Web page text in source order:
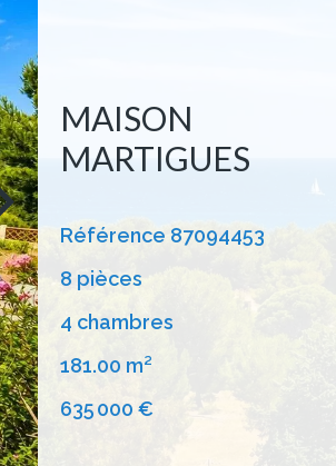
MAISON
MARTIGUES
Référence 87094453
8 pièces
4 chambres
181.00 m²
635 000 €